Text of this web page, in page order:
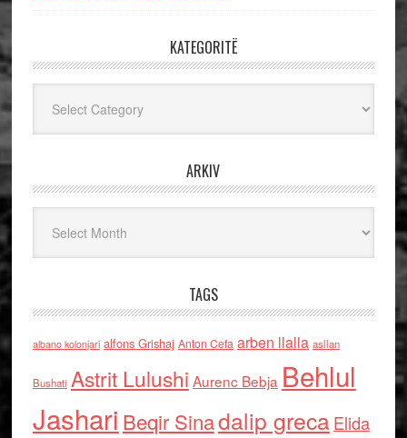
KATEGORITË
ARKIV
TAGS
albano kolonjari alfons Grishaj Anton Cefa arben llalla asllan
Bushati Astrit Lulushi Aurenc Bebja Behlul
Jashari Beqir Sinadalip grecaElida